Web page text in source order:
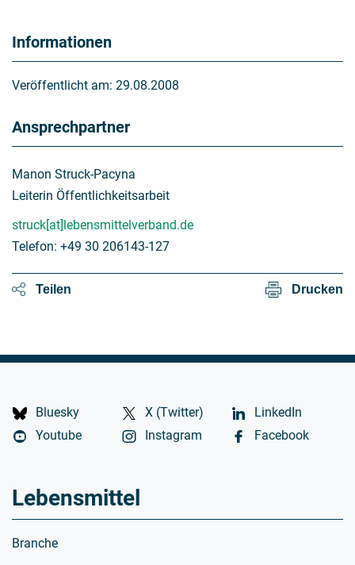
Informationen
Veröffentlicht am: 29.08.2008
Ansprechpartner
Manon Struck-Pacyna
Leiterin Öffentlichkeitsarbeit
struck[at]lebensmittelverband.de
Telefon: +49 30 206143-127
Teilen Drucken
Bluesky X (Twitter)
LinkedIn
Youtube
Instagram Facebook
Lebensmittel
Branche